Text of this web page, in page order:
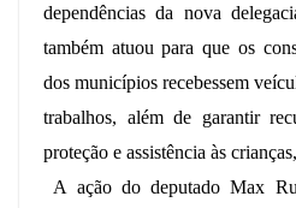
dependências da nova
também atuou para que os
dos municípios recebessem
trabalhos, além de garantir
proteção e assistência às
A ação do deputado Max